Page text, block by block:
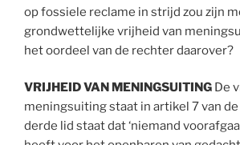
op fossiele reclame in strijd zou zijn
grondwettelijke vrijheid van
het oordeel van de rechter daarover?
VRIJHEID VAN MENINGSUITING De
meningsuiting staat in artikel 7 van
derde lid staat dat ‘niemand